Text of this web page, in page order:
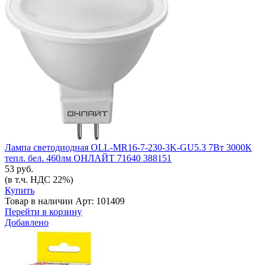
Лампа светодиодная OLL-MR16-7-230-3K-GU5.3 7Вт 3000К
тепл. бел. 460лм ОНЛАЙТ 71640 388151
53 руб.
(в т.ч. НДС 22%)
Купить
Товар в наличии Арт: 101409
Перейти в корзину
Добавлено